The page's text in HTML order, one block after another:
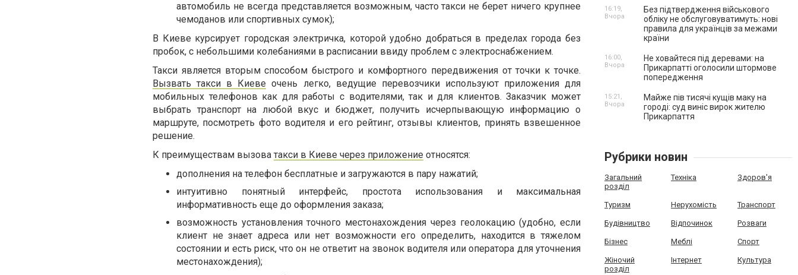
автомобиль не всегда представляется возможным, часто такси не берет ничего крупнее
чемоданов или спортивных сумок);
В Киеве курсирует городская электричка, которой удобно добраться в пределах города без
пробок, с небольшими колебаниями в расписании ввиду проблем с электроснабжением.
Такси является вторым способом быстрого и комфортного передвижения от точки к точке.
Вызвать такси в Киеве очень легко, ведущие перевозчики используют приложения для
мобильных телефонов как для работы с водителями, так и для клиентов. Заказчик может
выбрать транспорт на любой вкус и бюджет, получить исчерпывающую информацию о
маршруте, посмотреть фото водителя и его рейтинг, отзывы клиентов, принять взвешенное
решение.
К преимуществам вызова такси в Киеве через приложение относятся:
дополнения на телефон бесплатные и загружаются в пару нажатий;
интуитивно понятный интерфейс, простота использования и максимальная
информативность еще до оформления заказа;
возможность установления точного местонахождения через геолокацию (удобно, если
клиент не знает адреса или нет возможности его определить, находится в тяжелом
состоянии и есть риск, что он не ответит на звонок водителя или оператора для уточнения
местонахождения);
Без підтвердження військового
обліку не обслуговуватимуть: нові
правила для українців за межами
країни
16:19,
Вчора
Не ховайтеся під деревами: на
Прикарпатті оголосили штормове
попередження
16:00,
Вчора
Майже пів тисячі кущів маку на
городі: суд виніс вирок жителю
Прикарпаття
15:21,
Вчора
Рубрики новин
Загальний
розділ
Техніка Здоров'я
Туризм Нерухомість Транспорт
Будівництво Відпочинок Розваги
Бізнес Меблі Спорт
Жіночий
розділ
Інтернет Культура